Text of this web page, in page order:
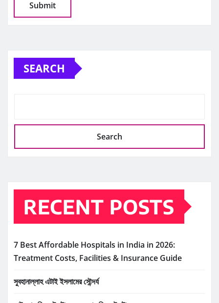
SEARCH
Search
RECENT POSTS
7 Best Affordable Hospitals in India in 2026:
Treatment Costs, Facilities & Insurance Guide
সুবহানাল্লাহ এটাই ইসলামের সৌন্দর্য